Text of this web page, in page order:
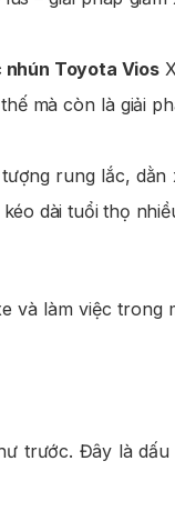
nhún Toyota Vios
mà còn là giải
rung lắc,
dài tuổi thọ
làm việc trong
trước. Đây là